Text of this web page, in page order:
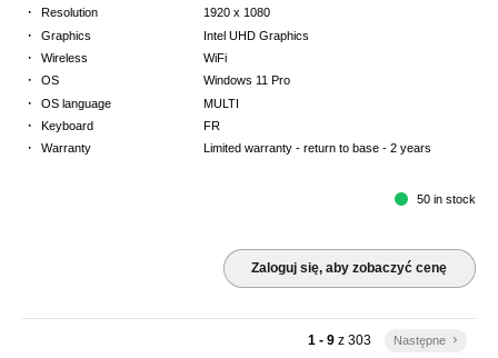
· Resolution 1920 x 1080
· Graphics Intel UHD Graphics
· Wireless WiFi
· OS Windows 11 Pro
· OS language MULTI
· Keyboard FR
· Warranty Limited warranty - return to base - 2 years
50 in stock
Zaloguj się, aby zobaczyć cenę
1 - 9z 303 Następne keyboard_arrow_right